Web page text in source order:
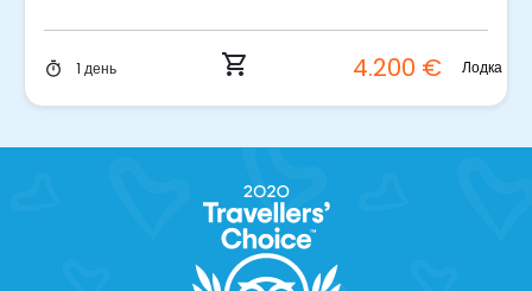
timer 1 день shopping_cart 4.200 € Лодка